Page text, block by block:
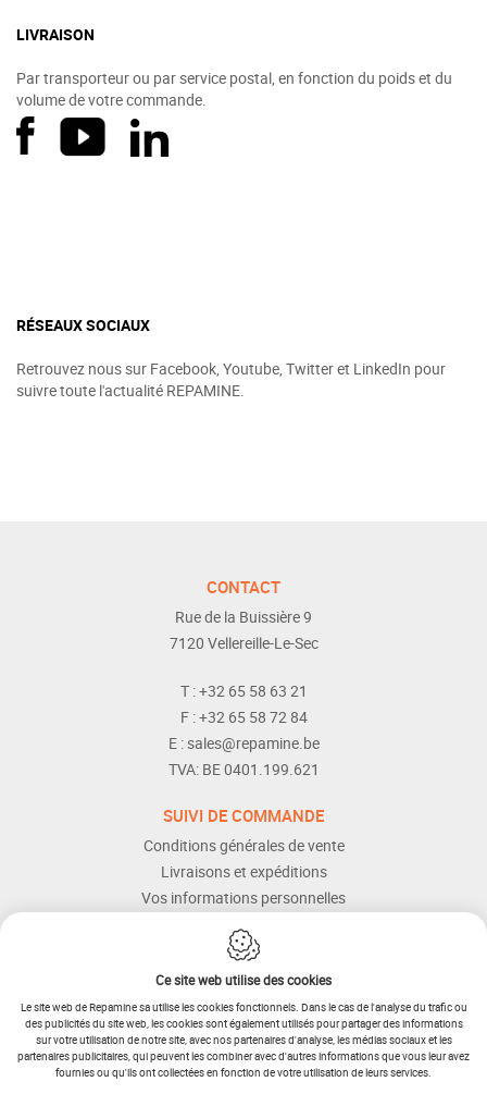
LIVRAISON
Par transporteur ou par service postal, en fonction du poids et du
volume de votre commande.
RÉSEAUX SOCIAUX
Retrouvez nous sur Facebook, Youtube, Twitter et LinkedIn pour
suivre toute l'actualité REPAMINE.
CONTACT
Rue de la Buissière 9
7120 Vellereille-Le-Sec
T :+32 65 58 63 21
F :+32 65 58 72 84
E :sales@repamine.be
TVA: BE 0401.199.621
SUIVI DE COMMANDE
Conditions générales de vente
Livraisons et expéditions
Vos informations personnelles
Modes de paiement
Services Après-vente
Aide et assistance
Ce site web utilise des cookies
Le site web de Repamine sa utilise les cookies fonctionnels. Dans le cas de l'analyse du trafic ou
des publicités du site web, les cookies sont également utilisés pour partager des informations
sur votre utilisation de notre site, avec nos partenaires d'analyse, les médias sociaux et les
partenaires publicitaires, qui peuvent les combiner avec d'autres informations que vous leur avez
fournies ou qu'ils ont collectées en fonction de votre utilisation de leurs services.